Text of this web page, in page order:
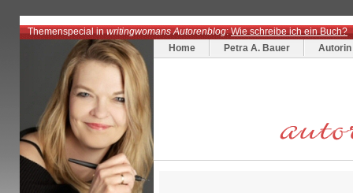
Themenspecial inwritingwomans Autorenblog:Wie schreibe ich ein Buch?
Home
Petra A. Bauer Autorin